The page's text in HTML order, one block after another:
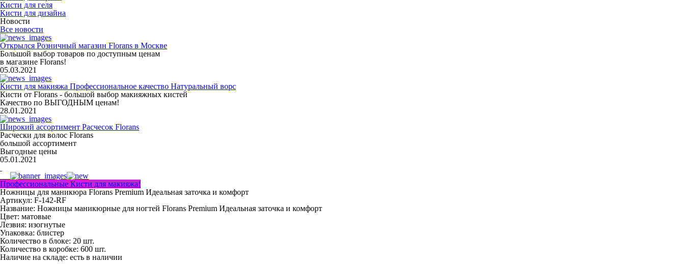
Кисти для геля
Кисти для дизайна
Новости
Все новости
Открылся Розничный магазин Florans в Москве
Большой выбор товаров по доступным ценам
в магазине Florans!
05.03.2021
Кисти для макияжа Профессиональное качество Натуральный ворс
Кисти от Florans - большой выбор макияжных кистей
Качество по ВЫГОДНЫМ ценам!
28.01.2021
Широкий ассортимент Расчесок Florans
Расчески для волос Florans
большой ассортимент
Выгодные цены
05.01.2021
Профессиональные Кисти для макияжа!
Ножницы для маникюра Florans Premium Идеальная заточка и комфорт
Артикул: F-142-RF
Название: Ножницы маникюрные для ногтей Florans Premium Идеальная заточка и комфорт
Цвет: матовые
Лезвия: изогнутые
Упаковка: блистер
Количество в блоке: 20 шт.
Количество в коробке: 600 шт.
Наличие на складе: есть в наличии